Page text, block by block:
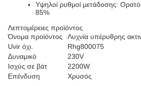
Υψηλοί ρυθμοί μετάδοσης:
85%
Λεπτομέρειες προϊόντος
Όνομα προϊόντος
Λυχνία υπέρυθρης
Uvir όχι.
Rhg800075
Δυναμικό
230V
Ισχύς σε βάτ
2200W
Επένδυση
Χρυσός